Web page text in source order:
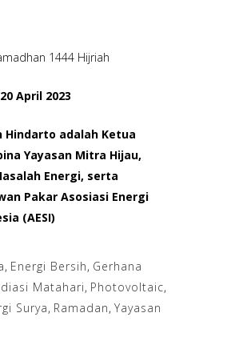
1444 Hijriah
April 2023
Hindarto adalah Ketua
Yayasan Mitra Hijau,
Energi, serta
Pakar Asosiasi Energi
(AESI)
, Energi Bersih, Gerhana
Matahari, Photovoltaic,
Surya, Ramadan, Yayasan